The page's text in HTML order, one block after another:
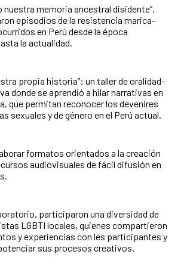
nuestra memoria ancestral disidente”,
episodios de la resistencia marica-
en Perú desde la época
la actualidad.
propia historia”: un taller de oralidad-
donde se aprendió a hilar narrativas en
que permitan reconocer los devenires
sexuales y de género en el Perú actual.
formatos orientados a la creación
audiovisuales de fácil difusión en
participaron una diversidad de
LGBTI locales, quienes compartieron
y experiencias con les participantes y
sus procesos creativos.